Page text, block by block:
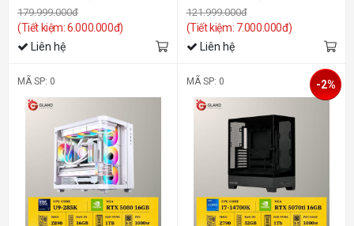
179.999.000đ
(Tiết kiệm: 6.000.000đ)
Liên hệ
121.999.000đ
(Tiết kiệm: 7.000.000đ)
Liên hệ
MÃ SP: 0 MÃ SP: 0 -2%